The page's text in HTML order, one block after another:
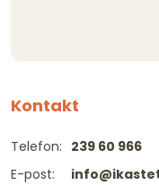
Kontakt
Telefon:
E-post:
239 60 966